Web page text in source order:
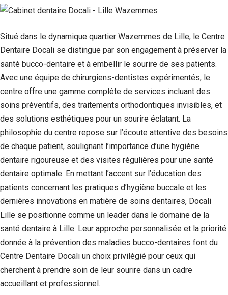
Situé dans le dynamique quartier Wazemmes de Lille, le Centre
Dentaire Docali se distingue par son engagement à préserver la
santé bucco-dentaire et à embellir le sourire de ses patients.
Avec une équipe de chirurgiens-dentistes expérimentés, le
centre offre une gamme complète de services incluant des
soins préventifs, des traitements orthodontiques invisibles, et
des solutions esthétiques pour un sourire éclatant. La
philosophie du centre repose sur l’écoute attentive des besoins
de chaque patient, soulignant l’importance d’une hygiène
dentaire rigoureuse et des visites régulières pour une santé
dentaire optimale. En mettant l’accent sur l’éducation des
patients concernant les pratiques d’hygiène buccale et les
dernières innovations en matière de soins dentaires, Docali
Lille se positionne comme un leader dans le domaine de la
santé dentaire à Lille. Leur approche personnalisée et la priorité
donnée à la prévention des maladies bucco-dentaires font du
Centre Dentaire Docali un choix privilégié pour ceux qui
cherchent à prendre soin de leur sourire dans un cadre
accueillant et professionnel.
Nécessaire
Ces cookies ne
sont pas
facultatifs. Ils
nécessaires au
fonctionnement